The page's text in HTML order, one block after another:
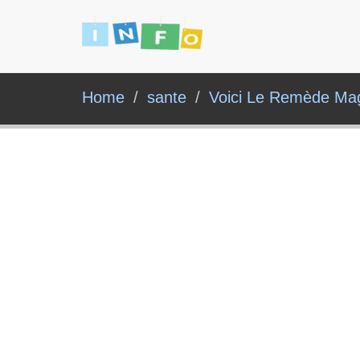
Home sante Voici Le Remède